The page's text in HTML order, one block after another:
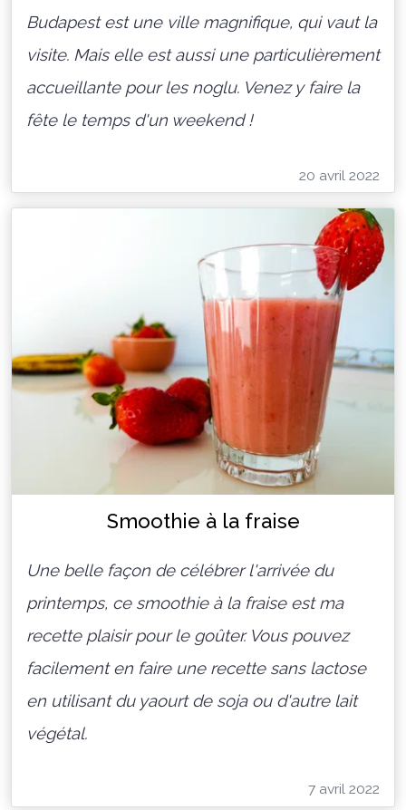
Budapest est une ville magnifique, qui vaut la
visite. Mais elle est aussi une particulièrement
accueillante pour les noglu. Venez y faire la
fête le temps d'un weekend !
20 avril 2022
Smoothie à la fraise
Une belle façon de célébrer l'arrivée du
printemps, ce smoothie à la fraise est ma
recette plaisir pour le goûter. Vous pouvez
facilement en faire une recette sans lactose
en utilisant du yaourt de soja ou d'autre lait
végétal.
7 avril 2022